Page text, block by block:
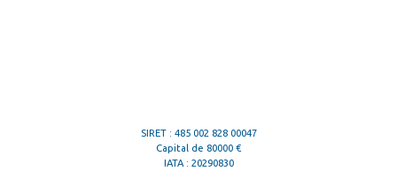
SIRET : 485 002 828 00047
Capital de 80000 €
IATA : 20290830